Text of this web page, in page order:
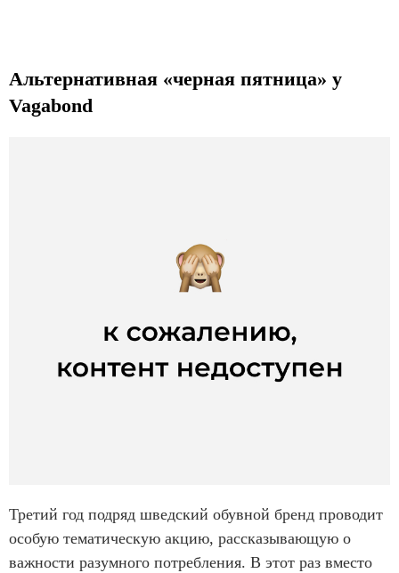
Альтернативная «черная пятница» у
Vagabond
Третий год подряд шведский обувной бренд проводит
особую тематическую акцию, рассказывающую о
важности разумного потребления. В этот раз вместо